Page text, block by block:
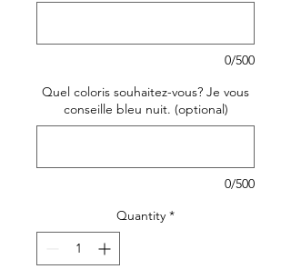
0/500
Quel coloris souhaitez-vous? Je vous
conseille bleu nuit. (optional)
0/500
Quantity *